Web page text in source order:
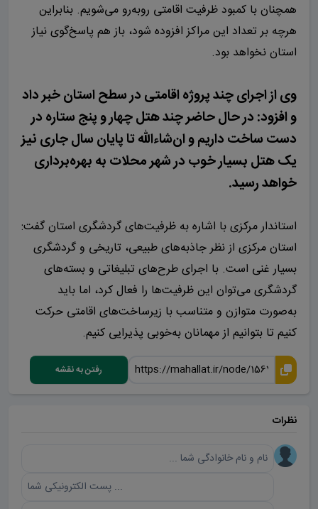
همچنان با کمبود ظرفیت اقامتی روبه‌رو می‌شویم. بنابراین
هرچه بر تعداد این مراکز افزوده شود، باز هم پاسخ‌گوی نیاز
استان نخواهد بود.
وی از اجرای چند پروژه اقامتی در سطح استان خبر داد
و افزود: در حال حاضر چند هتل چهار و پنج ستاره در
دست ساخت داریم و ان‌شاءالله تا پایان سال جاری نیز
یک هتل بسیار خوب در شهر محلات به بهره‌برداری
خواهد رسید.
استاندار مرکزی با اشاره به ظرفیت‌های گردشگری استان گفت:
استان مرکزی از نظر جاذبه‌های طبیعی، تاریخی و گردشگری
بسیار غنی است. با اجرای طرح‌های تبلیغاتی و بسته‌های
گردشگری می‌توان این ظرفیت‌ها را فعال کرد، اما باید
به‌صورت متوازن و متناسب با زیرساخت‌های اقامتی حرکت
کنیم تا بتوانیم از مهمانان به‌خوبی پذیرایی کنیم.
رفتن به نقشه
نظرات